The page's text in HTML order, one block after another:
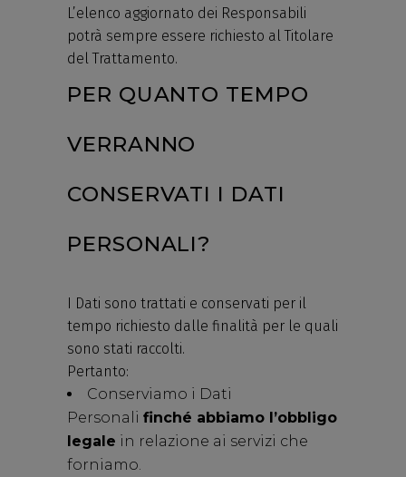
L’elenco aggiornato dei Responsabili
potrà sempre essere richiesto al Titolare
del Trattamento.
PER QUANTO TEMPO
VERRANNO
CONSERVATI I DATI
PERSONALI?
I Dati sono trattati e conservati per il
tempo richiesto dalle finalità per le quali
sono stati raccolti.
Pertanto:
Conserviamo i Dati
Personali finché abbiamo l’obbligo
legale in relazione ai servizi che
forniamo.